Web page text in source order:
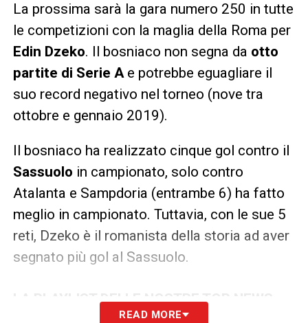
La prossima sarà la gara numero 250 in tutte
le competizioni con la maglia della Roma per
Edin Dzeko. Il bosniaco non segna da otto
partite di Serie Ae potrebbe eguagliare il
suo record negativo nel torneo (nove tra
ottobre e gennaio 2019).
Il bosniaco ha realizzato cinque gol contro il
Sassuolo in campionato, solo contro
Atalanta e Sampdoria (entrambe 6) ha fatto
meglio in campionato. Tuttavia, con le sue 5
reti, Dzeko è il romanista della storia ad aver
segnato più gol al Sassuolo.
LA PLAYLIST DELLE NOSTRE TOP NEWS
READ MORE